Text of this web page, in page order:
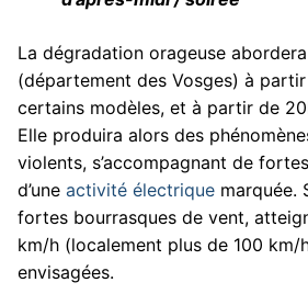
La dégradation orageuse
(département des Vosges) à
certains modèles, et à partir de
Elle produira alors des
violents, s’accompagnant de
d’une activité électrique marquée.
fortes bourrasques de vent,
km/h (localement plus de 100 km/
envisagées.